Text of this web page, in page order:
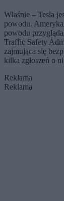
Właśnie – Tesla
powodu.
powodu
Traffic Safety
zajmująca się
kilka zgłoszeń o
Reklama
Reklama